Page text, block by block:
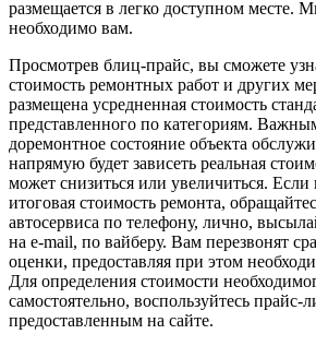
размещается в легко доступном месте.
необходимо вам.
Просмотрев блиц-прайс, вы сможете
стоимость ремонтных работ и других
размещена усредненная стоимость
представленного по категориям.
доремонтное состояние объекта
напрямую будет зависеть реальная
может снизиться или увеличиться. Если
итоговая стоимость ремонта,
автосервиса по телефону, лично,
на e-mail, по вайберу. Вам перезвонят
оценки, предоставляя при этом
Для определения стоимости
самостоятельно, воспользуйтесь прайс-
предоставленным на сайте.